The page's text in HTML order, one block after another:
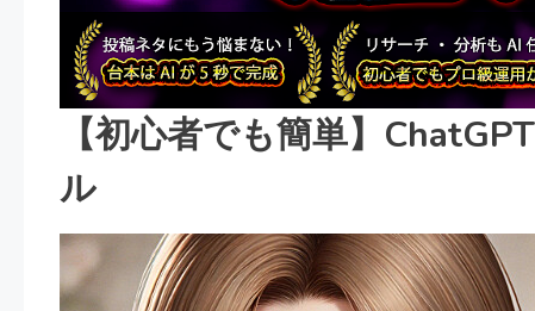
【初心者でも簡単】
ル